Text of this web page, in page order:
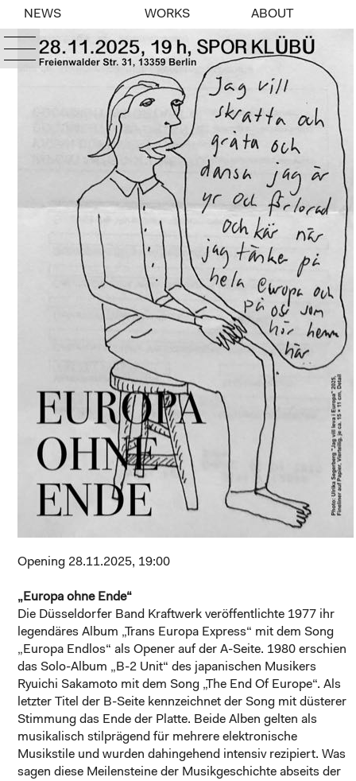
NEWS WORKS ABOUT
Opening 28.11.2025, 19:00
„Europa ohne Ende“
Die Düsseldorfer Band Kraftwerk veröffentlichte 1977 ihr
legendäres Album „Trans Europa Express“ mit dem Song
„Europa Endlos“ als Opener auf der A-Seite. 1980 erschien
das Solo-Album „B-2 Unit“ des japanischen Musikers
Ryuichi Sakamoto mit dem Song „The End Of Europe“. Als
letzter Titel der B-Seite kennzeichnet der Song mit düsterer
Stimmung das Ende der Platte. Beide Alben gelten als
musikalisch stilprägend für mehrere elektronische
Musikstile und wurden dahingehend intensiv rezipiert. Was
sagen diese Meilensteine der Musikgeschichte abseits der